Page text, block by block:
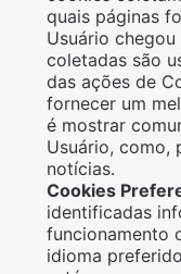
quais páginas
Usuário
coletadas são
das ações de
fornecer um
é mostrar
Usuário, como,
notícias.
Cookies
identificadas
funcionamento
idioma